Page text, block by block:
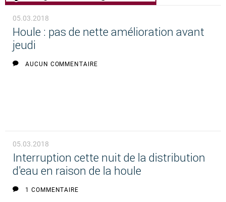
05.03.2018
Houle : pas de nette amélioration avant
jeudi
AUCUN COMMENTAIRE
05.03.2018
Interruption cette nuit de la distribution
d'eau en raison de la houle
1 COMMENTAIRE